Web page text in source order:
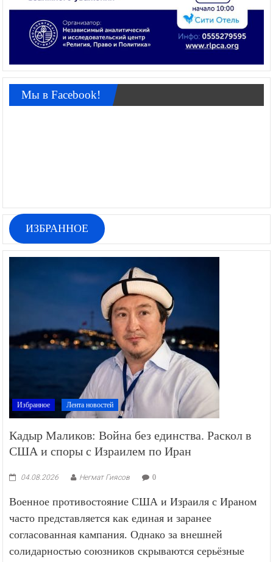
Мы в Facebook!
ИЗБРАННОЕ
Избранное Лента новостей
Кадыр Маликов: Война без единства. Раскол в
США и споры с Израилем по Иран
04.08.2026 Негмат Гиясов 0
Военное противостояние США и Израиля с Ираном
часто представляется как единая и заранее
согласованная кампания. Однако за внешней
солидарностью союзников скрываются серьёзные